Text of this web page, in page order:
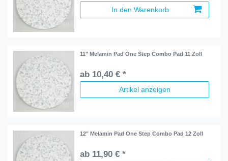
In den Warenkorb
11" Melamin Pad One Step Combo Pad 11 Zoll
ab 10,40 € *
Artikel anzeigen
12" Melamin Pad One Step Combo Pad 12 Zoll
ab 11,90 € *